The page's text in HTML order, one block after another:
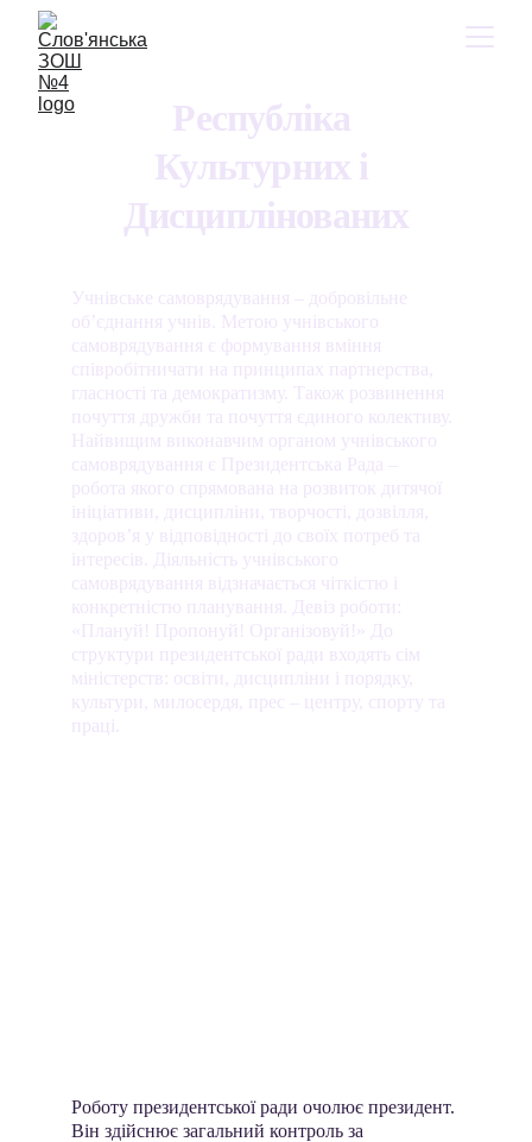
Республіка
Культурних і
Дисциплінованих
Учнівське самоврядування – добровільне
об’єднання учнів. Метою учнівського
самоврядування є формування вміння
співробітничати на принципах партнерства,
гласності та демократизму. Також розвинення
почуття дружби та почуття єдиного колективу.
Найвищим виконавчим органом учнівського
самоврядування є Президентська Рада –
робота якого спрямована на розвиток дитячої
ініціативи, дисципліни, творчості, дозвілля,
здоров’я у відповідності до своїх потреб та
інтересів. Діяльність учнівського
самоврядування відзначається чіткістю і
конкретністю планування. Девіз роботи:
«Плануй! Пропонуй! Організовуй!» До
структури президентської ради входять сім
міністерств: освіти, дисципліни і порядку,
культури, милосердя, прес – центру, спорту та
праці.
Роботу президентської ради очолює президент.
Він здійснює загальний контроль за